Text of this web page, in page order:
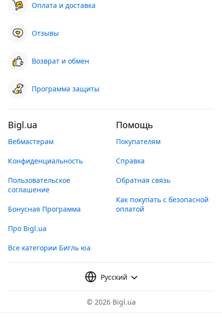
Оплата и доставка
Отзывы
Возврат и обмен
Программа защиты
Bigl.ua
Вебмастерам
Конфиденциальность
Пользовательское
соглашение
Бонусная Программа
Про Bigl.ua
Все категории Бигль юа
Помощь
Покупателям
Справка
Обратная связь
Как покупать с безопасной
оплатой
Русский
© 2026 Bigl.ua